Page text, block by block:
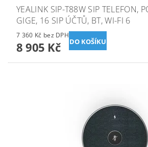
YEALINK SIP-T88W SIP TELEFON,
GIGE, 16 SIP ÚČTŮ, BT, WI-FI 6
7 360 Kč bez DPH
8 905 Kč